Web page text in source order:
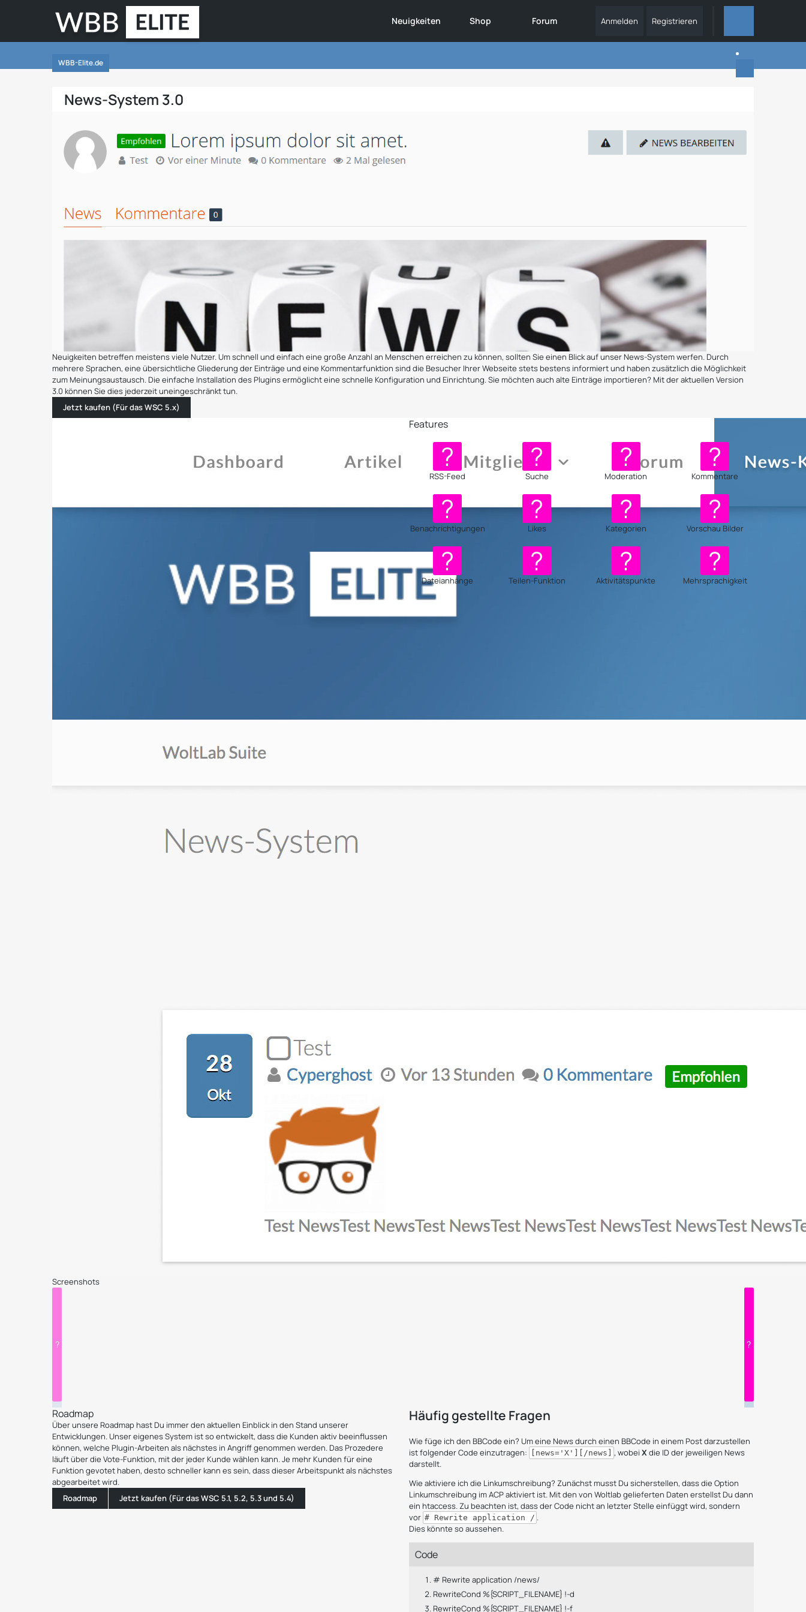
Neuigkeiten Shop Forum Anmelden Registrieren
WBB-Elite.de
News-System 3.0
Neuigkeiten betreffen meistens viele Nutzer. Um schnell und einfach eine große Anzahl an Menschen erreichen zu können, sollten Sie einen Blick auf unser News-System werfen. Durch
mehrere Sprachen, eine übersichtliche Gliederung der Einträge und eine Kommentarfunktion sind die Besucher Ihrer Webseite stets bestens informiert und haben zusätzlich die Möglichkeit
zum Meinungsaustausch. Die einfache Installation des Plugins ermöglicht eine schnelle Konfiguration und Einrichtung. Sie möchten auch alte Einträge importieren? Mit der aktuellen Version
3.0 können Sie dies jederzeit uneingeschränkt tun.
Jetzt kaufen (Für das WSC 5.x)
Features
RSS-Feed Suche Moderation Kommentare
Benachrichtigungen Likes Kategorien Vorschau Bilder
Dateianhänge Teilen-Funktion Aktivitätspunkte Mehrsprachigkeit
Screenshots
Roadmap
Über unsere Roadmap hast Du immer den aktuellen Einblick in den Stand unserer
Entwicklungen. Unser eigenes System ist so entwickelt, dass die Kunden aktiv beeinflussen
können, welche Plugin-Arbeiten als nächstes in Angriff genommen werden. Das Prozedere
läuft über die Vote-Funktion, mit der jeder Kunde wählen kann. Je mehr Kunden für eine
Funktion gevotet haben, desto schneller kann es sein, dass dieser Arbeitspunkt als nächstes
abgearbeitet wird.
Roadmap
Jetzt kaufen (Für das WSC 5.1, 5.2, 5.3 und 5.4)
Häufig gestellte Fragen
Wie füge ich den BBCode ein? Um eine News durch einen BBCode in einem Post darzustellen
ist folgender Code einzutragen:
[news='X'][/news] , wobei Xdie ID der jeweiligen News
darstellt.
Wie aktiviere ich die Linkumschreibung? Zunächst musst Du sicherstellen, dass die Option
Linkumschreibung im ACP aktiviert ist. Mit den von Woltlab gelieferten Daten erstellst Du dann
ein htaccess. Zu beachten ist, dass der Code nicht an letzter Stelle einfüggt wird, sondern
vor # Rewrite application / .
Dies könnte so aussehen.
Code
# Rewrite application /news/
RewriteCond %{SCRIPT_FILENAME} !-d
RewriteCond %{SCRIPT_FILENAME} !-f